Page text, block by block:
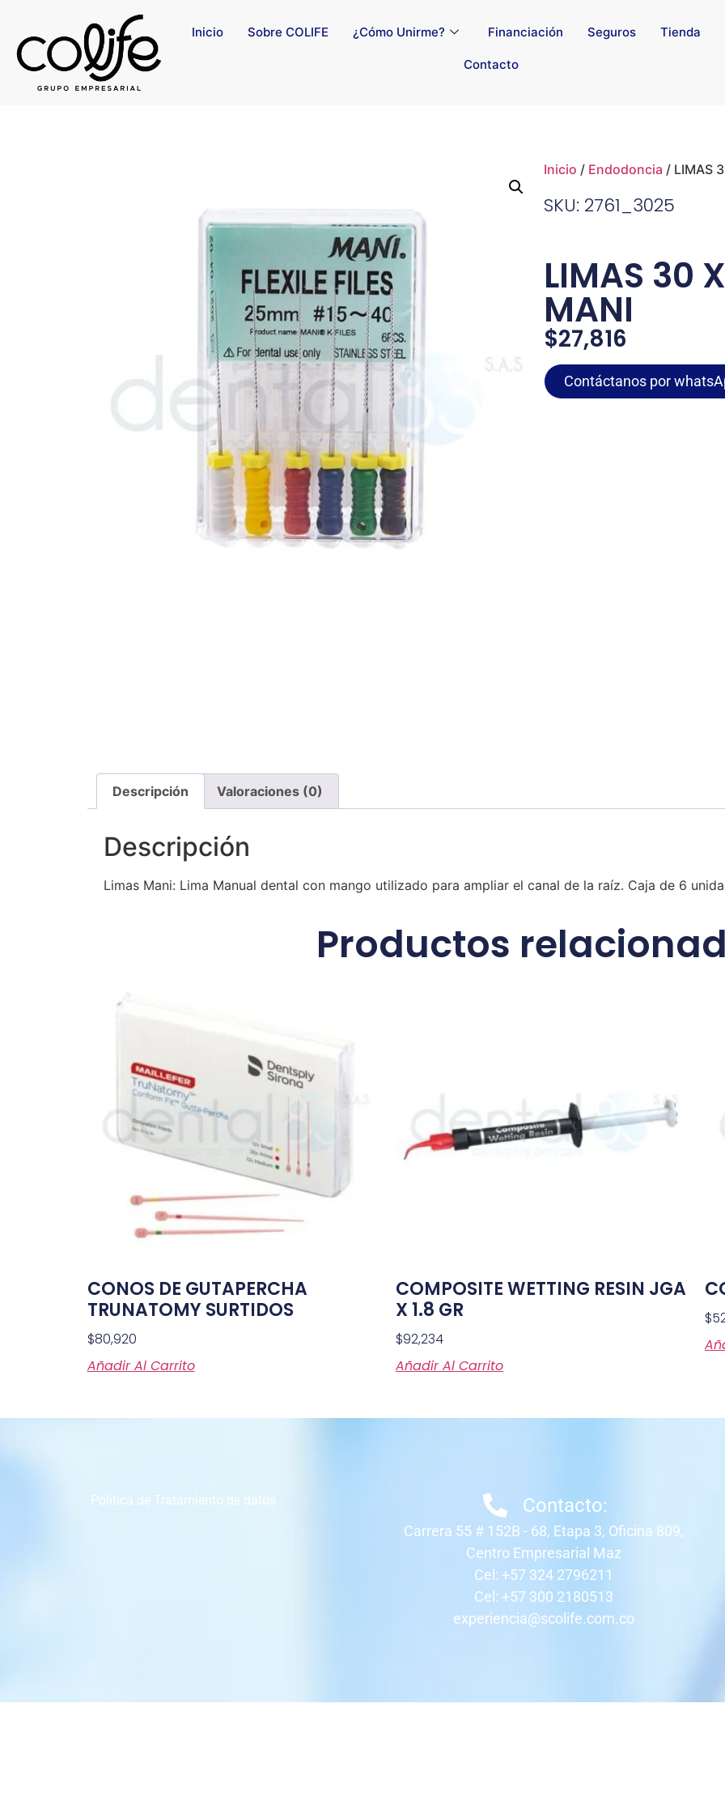
Inicio Sobre COLIFE ¿Cómo Unirme? Financiación Seguros Tienda
Contacto
Inicio / Endodoncia / LIMAS
SKU: 2761_3025
LIMAS 30
MANI
$27,816
Contáctanos por
Descripción Valoraciones (0)
Descripción
Limas Mani: Lima Manual dental con mango utilizado para ampliar el canal de la raíz. Caja de 6
Productos
CONOS DE GUTAPERCHA
TRUNATOMY SURTIDOS
$80,920
Añadir Al Carrito
COMPOSITE WETTING RESIN JGA
X 1.8 GR
$92,234
Añadir Al Carrito
$
Política de Tratamiento de datos Contacto:
Carrera 55 # 152B - 68, Etapa 3, Oficina 809,
Centro Empresarial Maz
Cel: +57 324 2796211
Cel: +57 300 2180513
experiencia@scolife.com.co